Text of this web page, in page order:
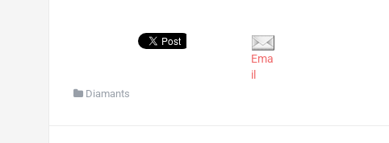
Ema
il
Diamants